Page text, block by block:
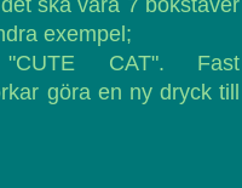
ska vara 7 bokstäver
exempel;
CAT". Fast
göra en ny dryck till